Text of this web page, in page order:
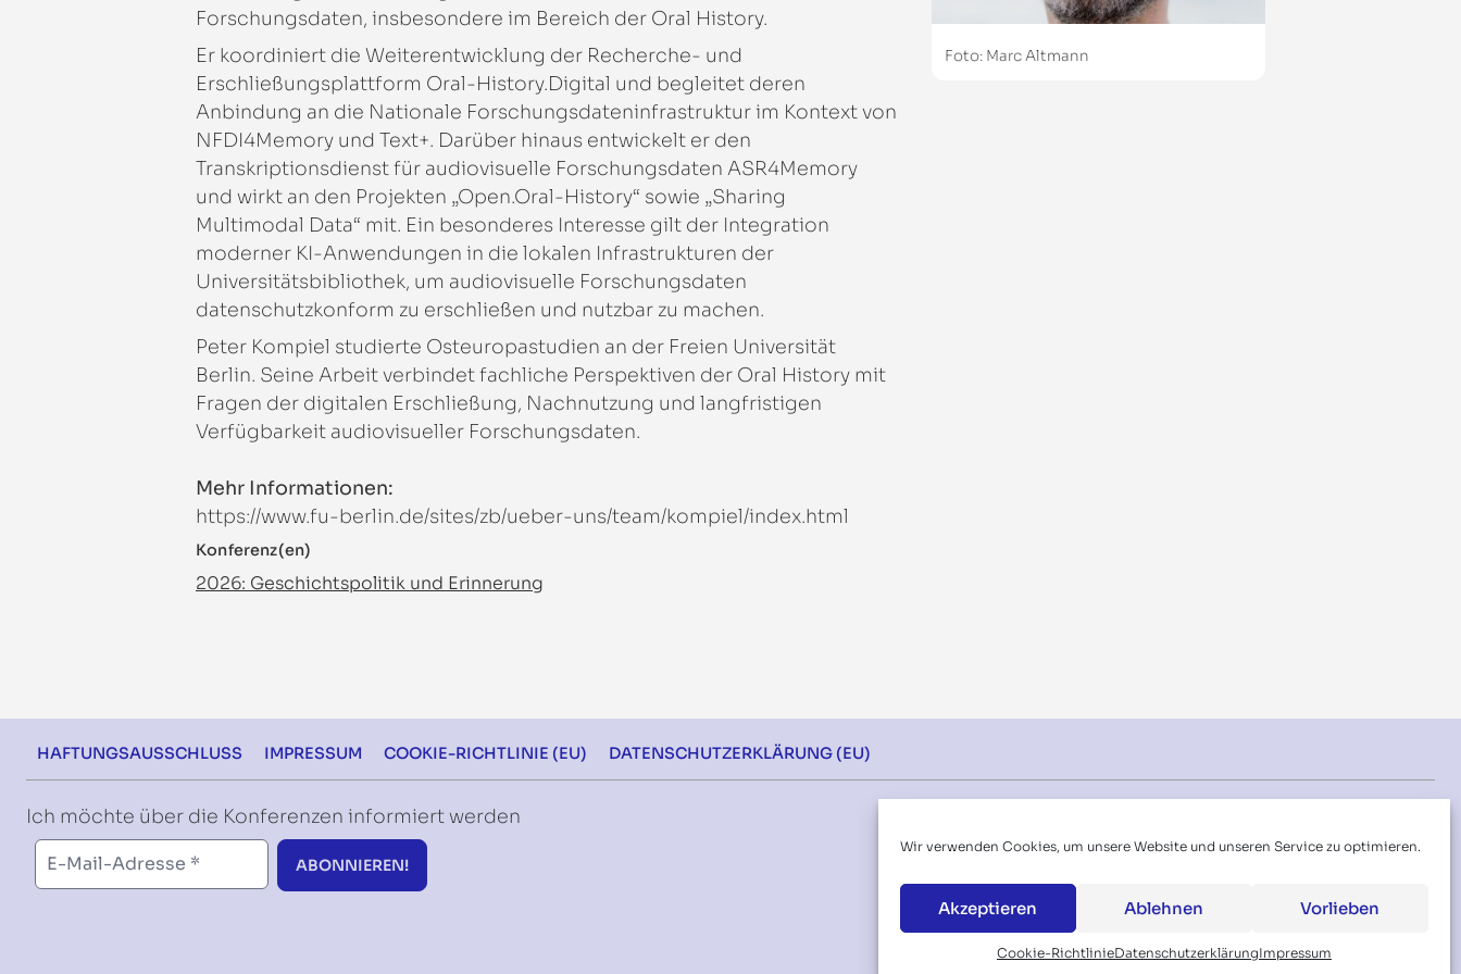
Wir verwenden Cookies, um unsere Website und unseren Service zu optimieren.
Akzeptieren Ablehnen Vorlieben
Cookie-RichtlinieDatenschutzerklärungImpressum
Foto: Marc Altmann
Forschungsdaten, insbesondere im Bereich der Oral History.
Er koordiniert die Weiterentwicklung der Recherche- und
Erschließungsplattform Oral-History.Digital und begleitet deren
Anbindung an die Nationale Forschungsdateninfrastruktur im Kontext von
NFDI4Memory und Text+. Darüber hinaus entwickelt er den
Transkriptionsdienst für audiovisuelle Forschungsdaten ASR4Memory
und wirkt an den Projekten „Open.Oral-History“ sowie „Sharing
Multimodal Data“ mit. Ein besonderes Interesse gilt der Integration
moderner KI-Anwendungen in die lokalen Infrastrukturen der
Universitätsbibliothek, um audiovisuelle Forschungsdaten
datenschutzkonform zu erschließen und nutzbar zu machen.
Peter Kompiel studierte Osteuropastudien an der Freien Universität
Berlin. Seine Arbeit verbindet fachliche Perspektiven der Oral History mit
Fragen der digitalen Erschließung, Nachnutzung und langfristigen
Verfügbarkeit audiovisueller Forschungsdaten.
Mehr Informationen:
https://www.fu-berlin.de/sites/zb/ueber-uns/team/kompiel/index.html
Konferenz(en)
2026: Geschichtspolitik und Erinnerung
Footer
HAFTUNGSAUSSCHLUSS IMPRESSUM COOKIE-RICHTLINIE (EU) DATENSCHUTZERKLÄRUNG (EU)
Ich möchte über die Konferenzen informiert werden